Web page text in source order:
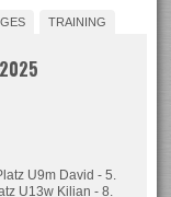
TRAINING
U9m David - 5.
U13w Kilian - 8.